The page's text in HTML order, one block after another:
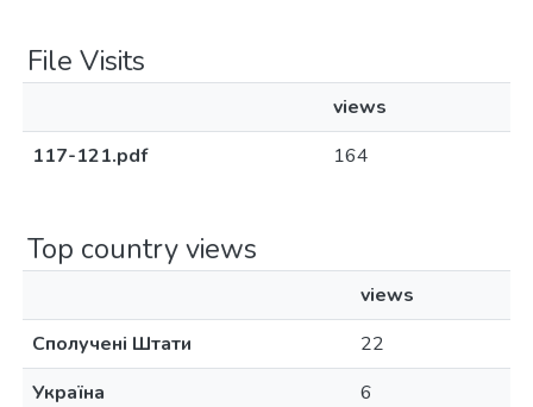
File Visits
views
117-121.pdf
164
Top country views
views
Сполучені Штати
22
Україна
6